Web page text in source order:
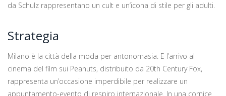
da Schulz rappresentano un cult e un’icona di stile per gli adulti.
Strategia
Milano è la città della moda per antonomasia. E l’arrivo al
cinema del film sui Peanuts, distribuito da 20th Century Fox,
rappresenta un’occasione imperdibile per realizzare un
appuntamento-evento di respiro internazionale. In una cornice